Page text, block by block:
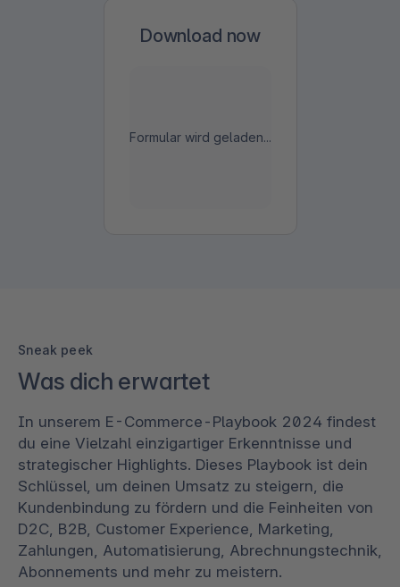
Download now
Formular wird geladen...
Sneak peek
Was dich erwartet
In unserem E-Commerce-Playbook 2024 findest
du eine Vielzahl einzigartiger Erkenntnisse und
strategischer Highlights. Dieses Playbook ist dein
Schlüssel, um deinen Umsatz zu steigern, die
Kundenbindung zu fördern und die Feinheiten von
D2C, B2B, Customer Experience, Marketing,
Zahlungen, Automatisierung, Abrechnungstechnik,
Abonnements und mehr zu meistern.